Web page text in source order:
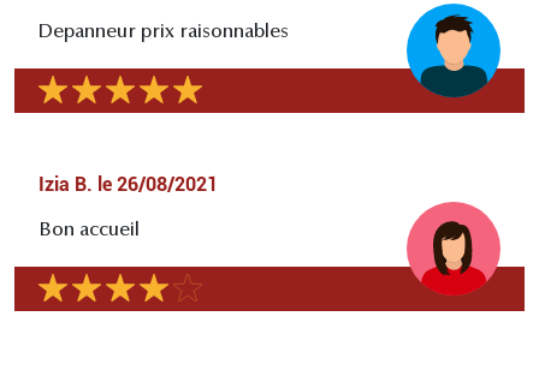
Depanneur prix raisonnables
Izia B. le 26/08/2021
Bon accueil